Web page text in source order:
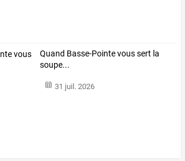
Quand Basse-Pointe vous sert la
soupe...
31 juil. 2026